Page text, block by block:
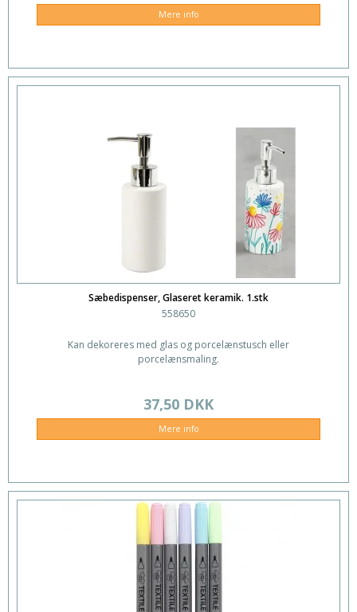
Mere info
Sæbedispenser, Glaseret keramik. 1.stk
558650
Kan dekoreres med glas og porcelænstusch eller
porcelænsmaling.
37,50 DKK
Mere info